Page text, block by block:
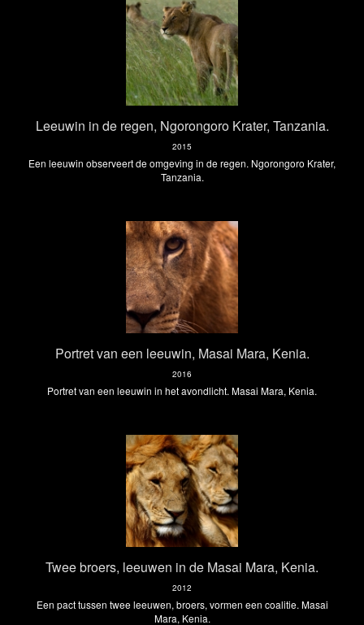
Leeuwin in de regen, Ngorongoro Krater, Tanzania.
2015
Een leeuwin observeert de omgeving in de regen. Ngorongoro Krater,
Tanzania.
Portret van een leeuwin, Masai Mara, Kenia.
2016
Portret van een leeuwin in het avondlicht. Masai Mara, Kenia.
Twee broers, leeuwen in de Masai Mara, Kenia.
2012
Een pact tussen twee leeuwen, broers, vormen een coalitie. Masai
Mara, Kenia.